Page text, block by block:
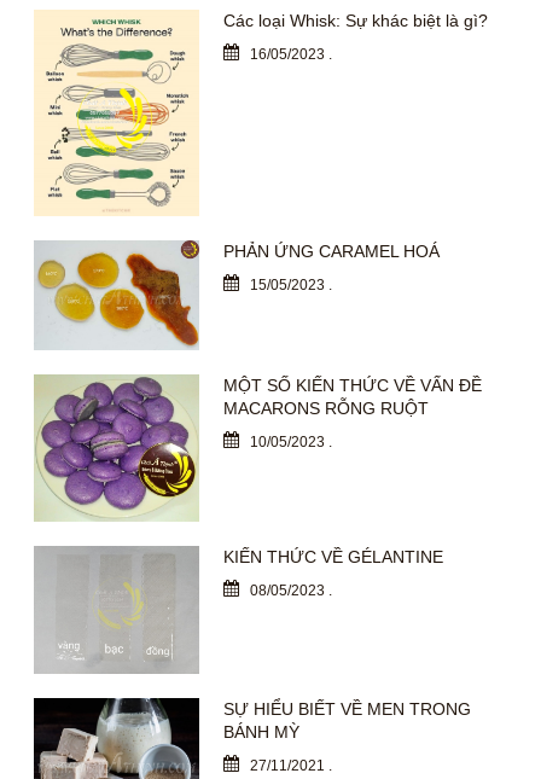
Các loại Whisk: Sự khác biệt là gì?
16/05/2023 .
PHẢN ỨNG CARAMEL HOÁ
15/05/2023 .
MỘT SỐ KIẾN THỨC VỀ VẤN ĐỀ
MACARONS RỖNG RUỘT
10/05/2023 .
KIẾN THỨC VỀ GÉLANTINE
08/05/2023
SỰ HIỂU BIẾT VỀ MEN TRONG
BÁNH MỲ
27/11/2021 .